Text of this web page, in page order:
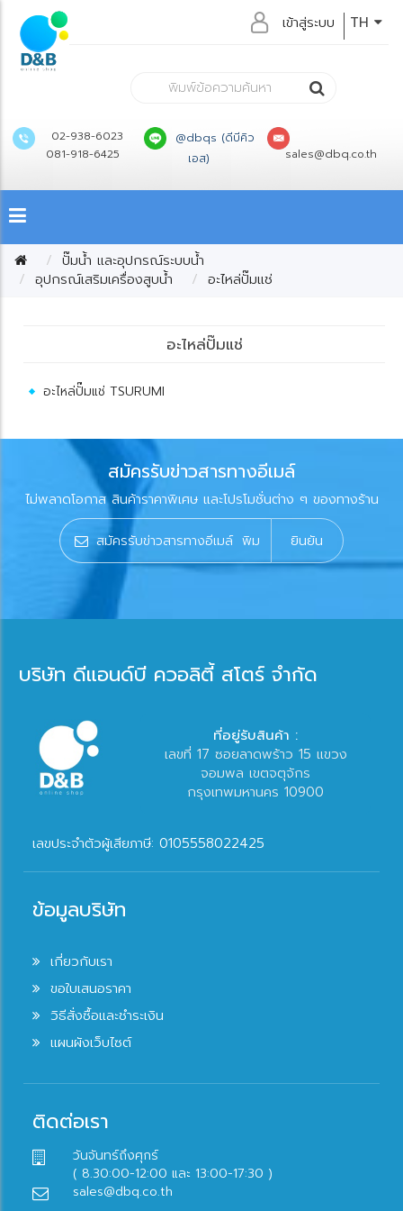
TH
เข้าสู่ระบบ
02-938-6023
081-918-6425
@dbqs (ดีบีคิว
เอส)
sales@dbq.co.th
ปั๊มน้ำ และอุปกรณ์ระบบน้ำ
อุปกรณ์เสริมเครื่องสูบน้ำ
อะไหล่ปั๊มแช่
อะไหล่ปั๊มแช่
อะไหล่ปั๊มแช่ TSURUMI
สมัครรับข่าวสารทางอีเมล์
ไม่พลาดโอกาส สินค้าราคาพิเศษ และโปรโมชั่นต่าง ๆ ของทางร้าน
ยินยัน
บริษัท ดีแอนด์บี ควอลิตี้ สโตร์ จำกัด
ที่อยู่รับสินค้า :
เลขที่ 17 ซอยลาดพร้าว 15 แขวง
จอมพล เขตจตุจักร
กรุงเทพมหานคร 10900
เลขประจำตัวผู้เสียภาษี: 0105558022425
ข้อมูลบริษัท
เกี่ยวกับเรา
ขอใบเสนอราคา
วิธีสั่งซื้อและชำระเงิน
แผนผังเว็บไซต์
ติดต่อเรา
วันจันทร์ถึงศุกร์
( 8.30:00-12:00 และ 13:00-17:30 )
sales@dbq.co.th